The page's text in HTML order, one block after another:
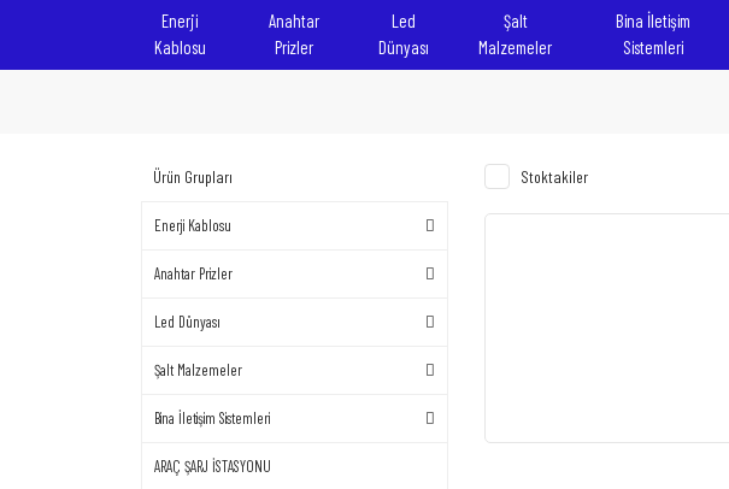
Enerji
Kablosu
Anahtar
Prizler
Led
Dünyası
Şalt
Malzemeler
Bina İletişim
Sistemleri
Ürün Grupları
Enerji Kablosu
Anahtar Prizler
Led Dünyası
Şalt Malzemeler
Bina İletişim Sistemleri
ARAÇ ŞARJ İSTASYONU
Stoktakiler